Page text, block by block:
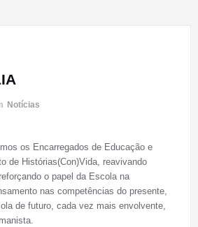
Notícias
os Encarregados de Educação e
de Histórias(Con)Vida, reavivando
o papel da Escola na
nas competências do presente,
de futuro, cada vez mais envolvente,